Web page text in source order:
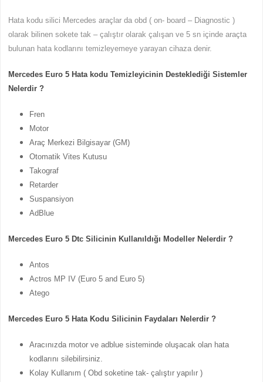
Hata kodu silici Mercedes araçlar da obd ( on- board – Diagnostic )
olarak bilinen sokete tak – çalıştır olarak çalışan ve 5 sn içinde araçta
bulunan hata kodlarını temizleyemeye yarayan cihaza denir.
Mercedes Euro 5 Hata kodu Temizleyicinin Desteklediği Sistemler
Nelerdir ?
Fren
Motor
Araç Merkezi Bilgisayar (GM)
Otomatik Vites Kutusu
Takograf
Retarder
Suspansiyon
AdBlue
Mercedes Euro 5 Dtc Silicinin Kullanıldığı Modeller Nelerdir ?
Antos
Actros MP IV (Euro 5 and Euro 5)
Atego
Mercedes Euro 5 Hata Kodu Silicinin Faydaları Nelerdir ?
Aracınızda motor ve adblue sisteminde oluşacak olan hata
kodlarını silebilirsiniz.
Kolay Kullanım ( Obd soketine tak- çalıştır yapılır )